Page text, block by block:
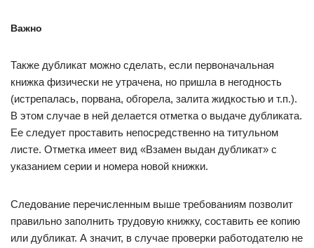
Важно
Также дубликат можно сделать, если первоначальная
книжка физически не утрачена, но пришла в негодность
(истрепалась, порвана, обгорела, залита жидкостью и т.п.).
В этом случае в ней делается отметка о выдаче дубликата.
Ее следует проставить непосредственно на титульном
листе. Отметка имеет вид «Взамен выдан дубликат» с
указанием серии и номера новой книжки.
Следование перечисленным выше требованиям позволит
правильно заполнить трудовую книжку, составить ее копию
или дубликат. А значит, в случае проверки работодателю не